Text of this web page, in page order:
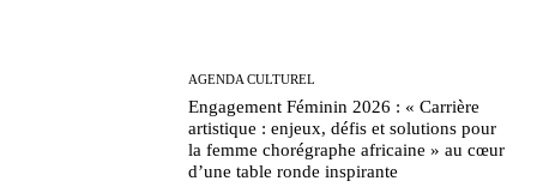
AGENDA CULTUREL
Engagement Féminin 2026 : « Carrière
artistique : enjeux, défis et solutions pour
la femme chorégraphe africaine » au cœur
d’une table ronde inspirante